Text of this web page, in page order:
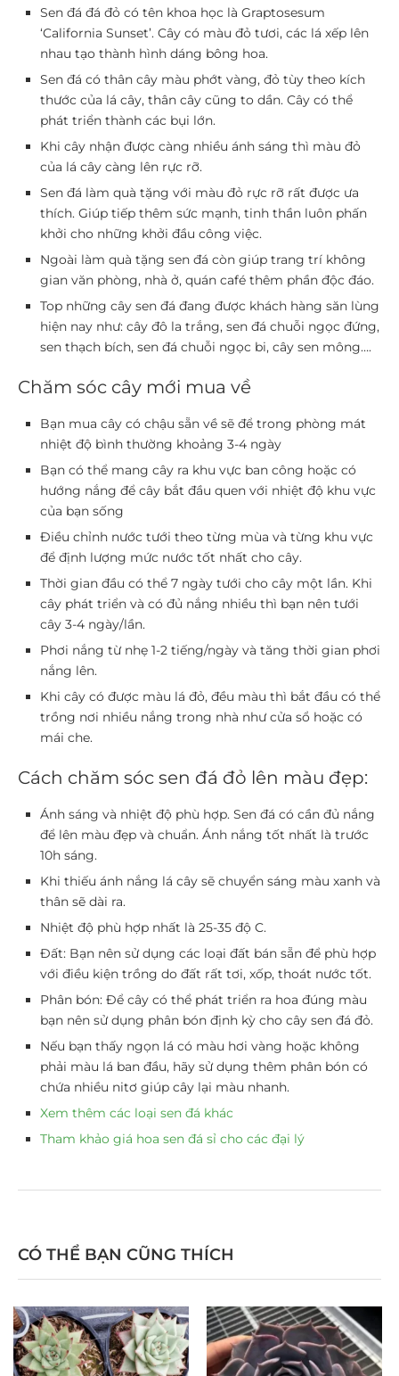
Sen đá đá đỏ có tên khoa học là Graptosesum
‘California Sunset’. Cây có màu đỏ tươi, các lá xếp lên
nhau tạo thành hình dáng bông hoa.
Sen đá có thân cây màu phớt vàng, đỏ tùy theo kích
thước của lá cây, thân cây cũng to dần. Cây có thể
phát triển thành các bụi lớn.
Khi cây nhận được càng nhiều ánh sáng thì màu đỏ
của lá cây càng lên rực rỡ.
Sen đá làm quà tặng với màu đỏ rực rỡ rất được ưa
thích. Giúp tiếp thêm sức mạnh, tinh thần luôn phấn
khởi cho những khởi đầu công việc.
Ngoài làm quà tặng sen đá còn giúp trang trí không
gian văn phòng, nhà ở, quán café thêm phần độc đáo.
Top những cây sen đá đang được khách hàng săn lùng
hiện nay như: cây đô la trắng, sen đá chuỗi ngọc đứng,
sen thạch bích, sen đá chuỗi ngọc bi, cây sen mông….
Chăm sóc cây mới mua về
Bạn mua cây có chậu sẵn về sẽ để trong phòng mát
nhiệt độ bình thường khoảng 3-4 ngày
Bạn có thể mang cây ra khu vực ban công hoặc có
hướng nắng để cây bắt đầu quen với nhiệt độ khu vực
của bạn sống
Điều chỉnh nước tưới theo từng mùa và từng khu vực
để định lượng mức nước tốt nhất cho cây.
Thời gian đầu có thể 7 ngày tưới cho cây một lần. Khi
cây phát triển và có đủ nắng nhiều thì bạn nên tưới
cây 3-4 ngày/lần.
Phơi nắng từ nhẹ 1-2 tiếng/ngày và tăng thời gian phơi
nắng lên.
Khi cây có được màu lá đỏ, đều màu thì bắt đầu có thể
trồng nơi nhiều nắng trong nhà như cửa sổ hoặc có
mái che.
Cách chăm sóc sen đá đỏ lên màu đẹp:
Ánh sáng và nhiệt độ phù hợp. Sen đá có cần đủ nắng
để lên màu đẹp và chuẩn. Ánh nắng tốt nhất là trước
10h sáng.
Khi thiếu ánh nắng lá cây sẽ chuyển sáng màu xanh và
thân sẽ dài ra.
Nhiệt độ phù hợp nhất là 25-35 độ C.
Đất: Bạn nên sử dụng các loại đất bán sẵn để phù hợp
với điều kiện trồng do đất rất tơi, xốp, thoát nước tốt.
Phân bón: Để cây có thể phát triển ra hoa đúng màu
bạn nên sử dụng phân bón định kỳ cho cây sen đá đỏ.
Nếu bạn thấy ngọn lá có màu hơi vàng hoặc không
phải màu lá ban đầu, hãy sử dụng thêm phân bón có
chứa nhiều nitơ giúp cây lại màu nhanh.
Xem thêm các loại sen đá khác
Tham khảo giá hoa sen đá sỉ cho các đại lý
CÓ THỂ BẠN CŨNG THÍCH